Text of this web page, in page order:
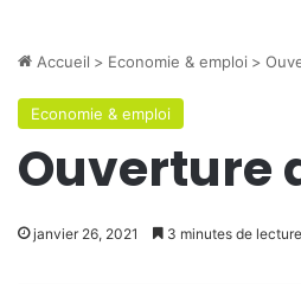
Accueil > Economie & emploi >
Economie & emploi
Ouverture
janvier 26, 2021 3 minutes de lecture